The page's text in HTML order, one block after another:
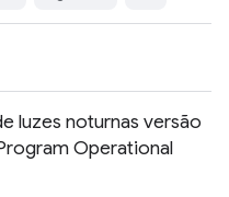
luzes noturnas versão
Operational